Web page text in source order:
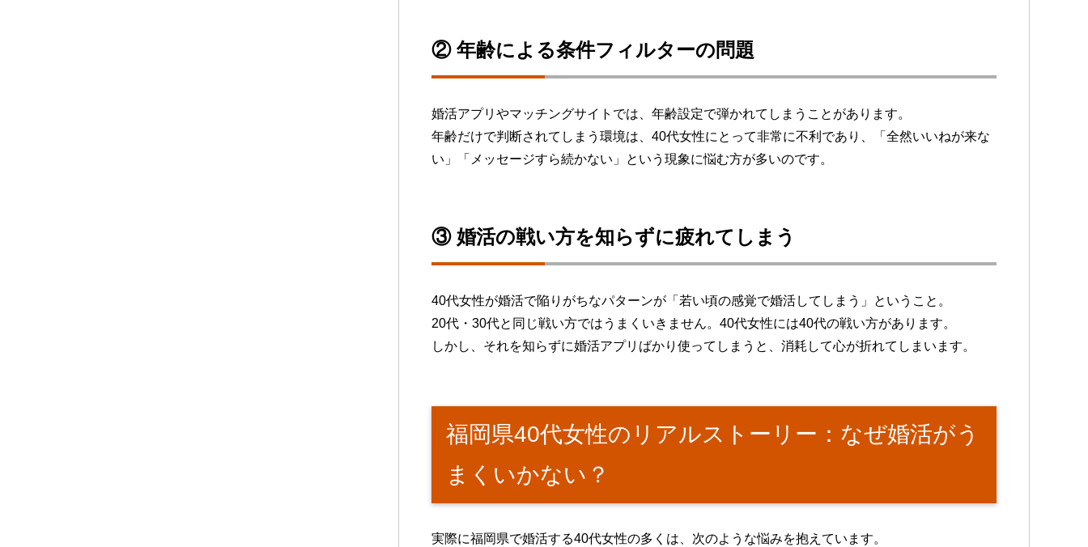
② 年齢による条件フィルターの問題
婚活アプリやマッチングサイトでは、年齢設定で弾かれてしまうことがあります。
年齢だけで判断されてしまう環境は、40代女性にとって非常に不利であり、「全然いいねが来な
い」「メッセージすら続かない」という現象に悩む方が多いのです。
③ 婚活の戦い方を知らずに疲れてしまう
40代女性が婚活で陥りがちなパターンが「若い頃の感覚で婚活してしまう」ということ。
20代・30代と同じ戦い方ではうまくいきません。40代女性には40代の戦い方があります。
しかし、それを知らずに婚活アプリばかり使ってしまうと、消耗して心が折れてしまいます。
福岡県40代女性のリアルストーリー：なぜ婚活がう
まくいかない？
実際に福岡県で婚活する40代女性の多くは、次のような悩みを抱えています。